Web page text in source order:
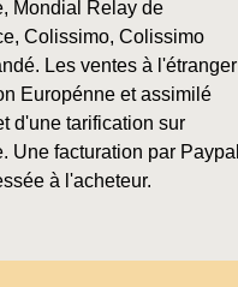
Mondial Relay de
Colissimo, Colissimo
Les ventes à l'étranger
Europénne et assimilé
d'une tarification sur
Une facturation par Paypal
à l'acheteur.